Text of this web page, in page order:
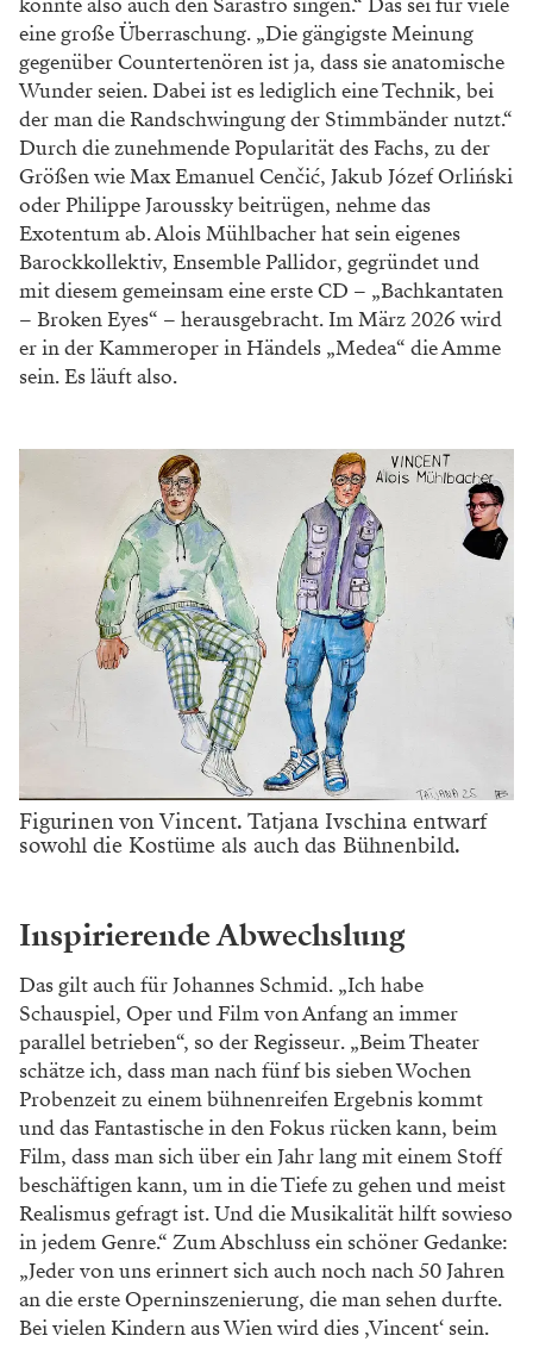
eine große Überraschung. „Die gängigste Meinung
gegenüber Countertenören ist ja, dass sie anatomische
Wunder seien. Dabei ist es lediglich eine Technik, bei
der man die Randschwingung der Stimmbänder nutzt.“
Durch die zunehmende Popularität des Fachs, zu der
Größen wie Max Emanuel Cenčić, Jakub Józef Orliński
oder Philippe Jaroussky beitrügen, nehme das
Exotentum ab. Alois Mühlbacher hat sein eigenes
Barockkollektiv, Ensemble Pallidor, gegründet und
mit diesem gemeinsam eine erste CD – „Bachkantaten
– Broken Eyes“ – herausgebracht. Im März 2026 wird
er in der Kammeroper in Händels „Medea“ die Amme
sein. Es läuft also.
Figurinen von Vincent. Tatjana Ivschina entwarf
sowohl die Kostüme als auch das Bühnenbild.
Inspirierende Abwechslung
Das gilt auch für Johannes Schmid. „Ich habe
Schauspiel, Oper und Film von Anfang an immer
parallel betrieben“, so der Regisseur. „Beim Theater
schätze ich, dass man nach fünf bis sieben Wochen
Probenzeit zu einem bühnenreifen Ergebnis kommt
und das Fantastische in den Fokus rücken kann, beim
Film, dass man sich über ein Jahr lang mit einem Stoff
beschäftigen kann, um in die Tiefe zu gehen und meist
Realismus gefragt ist. Und die Musikalität hilft sowieso
in jedem Genre.“ Zum Abschluss ein schöner Gedanke:
„Jeder von uns erinnert sich auch noch nach 50 Jahren
an die erste Operninszenierung, die man sehen durfte.
Bei vielen Kindern aus Wien wird dies ,Vincent‘ sein.